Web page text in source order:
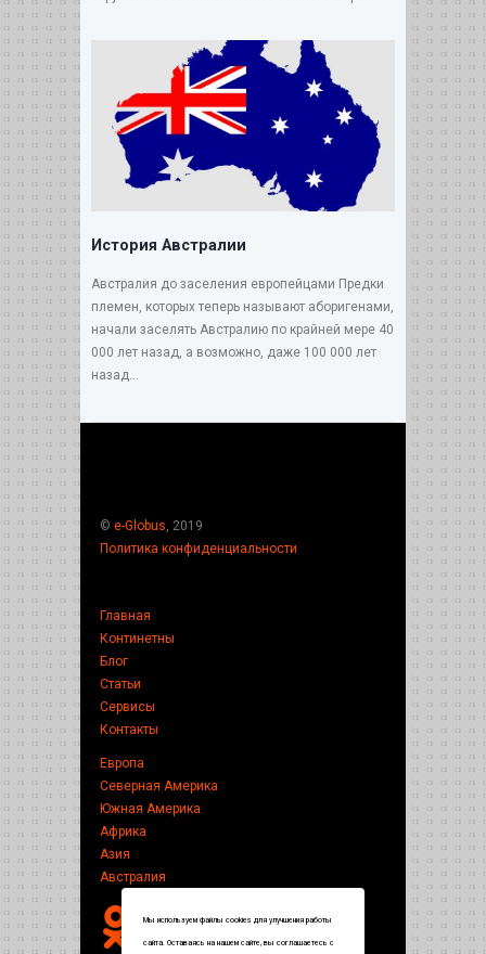
История Австралии
Австралия до заселения европейцами Предки
племен, которых теперь называют аборигенами,
начали заселять Австралию по крайней мере 40
000 лет назад, а возможно, даже 100 000 лет
назад...
© e-Globus , 2019
Политика конфиденциальности
Главная
Континетны
Блог
Статьи
Сервисы
Контакты
Европа
Северная Америка
Южная Америка
Африка
Азия
Австралия
Мы используем файлы cookies для улучшения работы
сайта. Оставаясь на нашем сайте, вы соглашаетесь с